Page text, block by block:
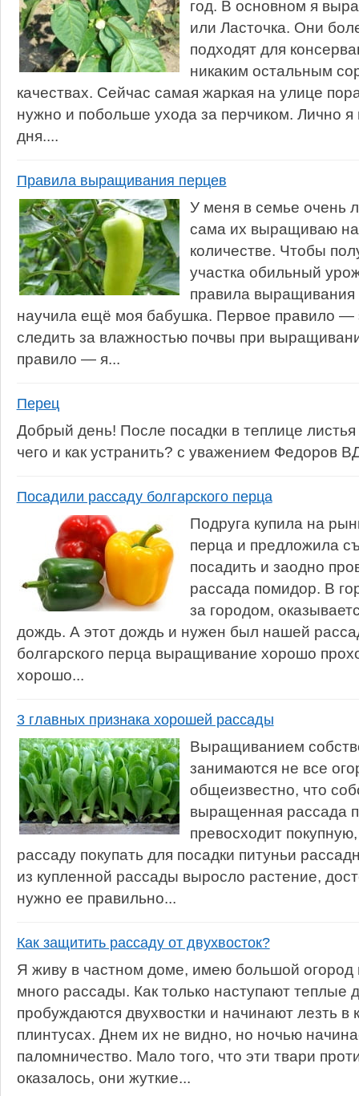
год. В основном я
или Ласточка. Они
подходят для
никаким остальным
качествах. Сейчас самая жаркая на улице
нужно и побольше ухода за перчиком. Лично я
дня....
Правила выращивания перцев
У меня в семье очень
сама их выращиваю
количестве. Чтобы
участка обильный
правила
научила ещё моя бабушка. Первое правило —
следить за влажностью почвы при
правило — я...
Перец
Добрый день! После посадки в теплице
чего и как устранить? с уважением Федоров
Посадили рассаду болгарского перца
Подруга купила на
перца и предложила
посадить и заодно
рассада помидор. В
за городом,
дождь. А этот дождь и нужен был нашей
болгарского перца выращивание хорошо
хорошо...
3 главных признака хорошей рассады
Выращиванием
занимаются не все
общеизвестно, что
выращенная рассада
превосходит
рассаду покупать для посадки питуньи
из купленной рассады выросло растение,
нужно ее правильно...
Как защитить рассаду от двухвосток?
Я живу в частном доме, имею большой
много рассады. Как только наступают теплые
пробуждаются двухвостки и начинают лезть в
плинтусах. Днем их не видно, но ночью
паломничество. Мало того, что эти твари
оказалось, они жуткие...